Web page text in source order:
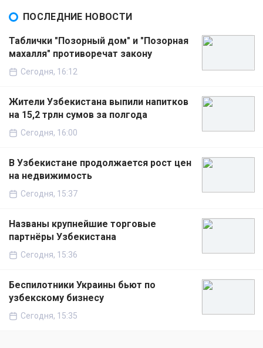
ПОСЛЕДНИЕ НОВОСТИ
Таблички "Позорный дом" и "Позорная
махалля" противоречат закону
Сегодня, 16:12
Жители Узбекистана выпили напитков
на 15,2 трлн сумов за полгода
Сегодня, 16:00
В Узбекистане продолжается рост цен
на недвижимость
Сегодня, 15:37
Названы крупнейшие торговые
партнёры Узбекистана
Сегодня, 15:36
Беспилотники Украины бьют по
узбекскому бизнесу
Сегодня, 15:35